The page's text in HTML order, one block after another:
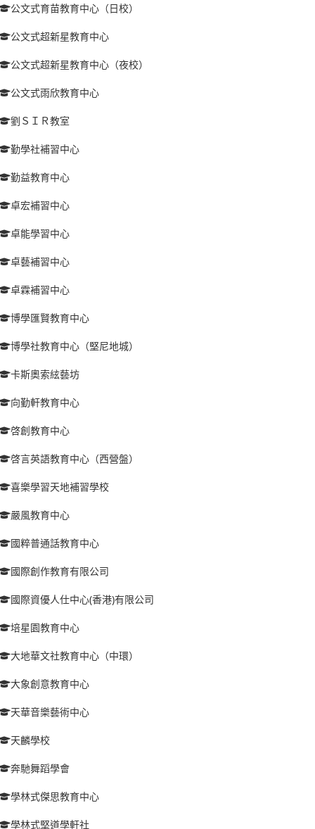
公文式育苗教育中心（日校）
公文式超新星教育中心
公文式超新星教育中心（夜校）
公文式雨欣教育中心
劉ＳＩＲ教室
勤學社補習中心
勤益教育中心
卓宏補習中心
卓能學習中心
卓藝補習中心
卓霖補習中心
博學匯賢教育中心
博學社教育中心（堅尼地城）
卡斯奧索絃藝坊
向勤軒教育中心
啓創教育中心
啓言英語教育中心（西營盤）
喜樂學習天地補習學校
嚴風教育中心
國粹普通話教育中心
國際創作教育有限公司
國際資優人仕中心(香港)有限公司
培星園教育中心
大地華文社教育中心（中環）
大象創意教育中心
天華音樂藝術中心
天麟學校
奔馳舞蹈學會
學林式傑思教育中心
學林式堅道學軒社